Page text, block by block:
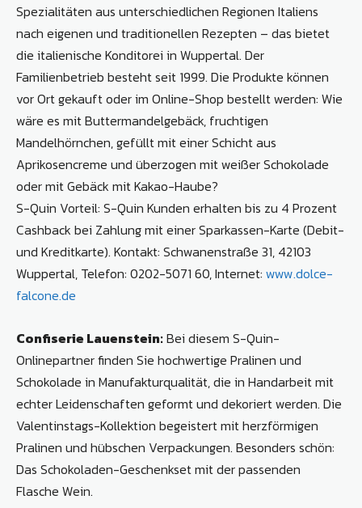
Spezialitäten aus unterschiedlichen Regionen Italiens
nach eigenen und traditionellen Rezepten – das bietet
die italienische Konditorei in Wuppertal. Der
Familienbetrieb besteht seit 1999. Die Produkte können
vor Ort gekauft oder im Online-Shop bestellt werden: Wie
wäre es mit Buttermandelgebäck, fruchtigen
Mandelhörnchen, gefüllt mit einer Schicht aus
Aprikosencreme und überzogen mit weißer Schokolade
oder mit Gebäck mit Kakao-Haube?
S-Quin Vorteil: S-Quin Kunden erhalten bis zu 4 Prozent
Cashback bei Zahlung mit einer Sparkassen-Karte (Debit-
und Kreditkarte). Kontakt: Schwanenstraße 31, 42103
Wuppertal, Telefon: 0202-5071 60, Internet: www.dolce-
falcone.de
Confiserie Lauenstein:Bei diesem S-Quin-
Onlinepartner finden Sie hochwertige Pralinen und
Schokolade in Manufakturqualität, die in Handarbeit mit
echter Leidenschaften geformt und dekoriert werden. Die
Valentinstags-Kollektion begeistert mit herzförmigen
Pralinen und hübschen Verpackungen. Besonders schön:
Das Schokoladen-Geschenkset mit der passenden
Flasche Wein.